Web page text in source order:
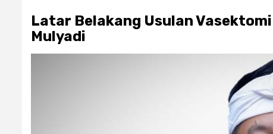
Latar Belakang Usulan
Mulyadi